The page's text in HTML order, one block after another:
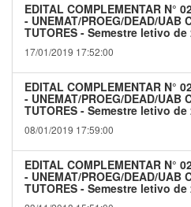
EDITAL COMPLEMENTAR N°
- UNEMAT/PROEG/DEAD/UAB
TUTORES - Semestre letivo de
17/01/2019 17:52:00
EDITAL COMPLEMENTAR N°
- UNEMAT/PROEG/DEAD/UAB
TUTORES - Semestre letivo de
08/01/2019 17:59:00
EDITAL COMPLEMENTAR N°
- UNEMAT/PROEG/DEAD/UAB
TUTORES - Semestre letivo de